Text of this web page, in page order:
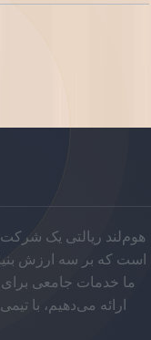
1025 SQFT
هوم‌لند ریالتی یک
است که بر سه ارزش
ما خدمات جامعی
ارائه می‌دهیم، با